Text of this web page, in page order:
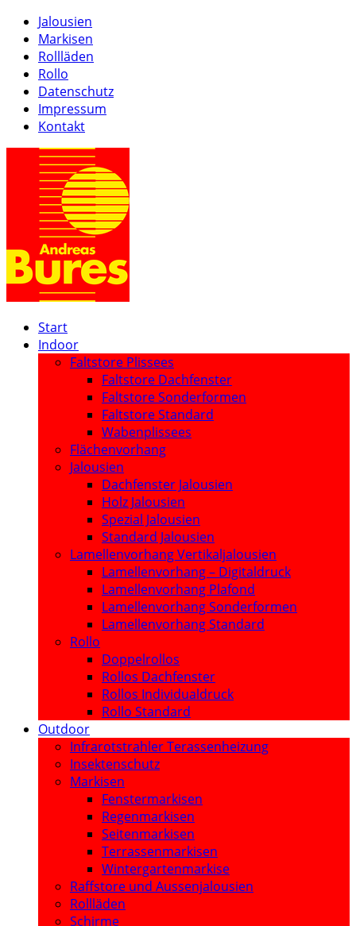
Jalousien
Markisen
Rollläden
Rollo
Datenschutz
Impressum
Kontakt
Start
Indoor
Faltstore Plissees
Faltstore Dachfenster
Faltstore Sonderformen
Faltstore Standard
Wabenplissees
Flächenvorhang
Jalousien
Dachfenster Jalousien
Holz Jalousien
Spezial Jalousien
Standard Jalousien
Lamellenvorhang Vertikaljalousien
Lamellenvorhang – Digitaldruck
Lamellenvorhang Plafond
Lamellenvorhang Sonderformen
Lamellenvorhang Standard
Rollo
Doppelrollos
Rollos Dachfenster
Rollos Individualdruck
Rollo Standard
Outdoor
Infrarotstrahler Terassenheizung
Insektenschutz
Markisen
Fenstermarkisen
Regenmarkisen
Seitenmarkisen
Terrassenmarkisen
Wintergartenmarkise
Raffstore und Aussenjalousien
Rollläden
Schirme